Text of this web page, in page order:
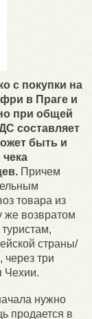
с покупки на
в Праге и
при общей
составляет
быть и
Причем
товара из
же возвратом
страны/
три
Чехии.
нужно
продается в